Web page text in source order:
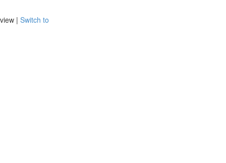
view | Switch to